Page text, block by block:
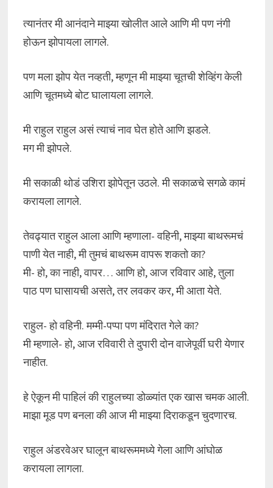
त्यानंतर मी आनंदाने माझ्या खोलीत आले आणि मी पण नंगी
होऊन झोपायला लागले.
पण मला झोप येत नव्हती, म्हणून मी माझ्या चूतची शेव्हिंग केली
आणि चूतमध्ये बोट घालायला लागले.
मी राहुल राहुल असं त्याचं नाव घेत होते आणि झडले.
मग मी झोपले.
मी सकाळी थोडं उशिरा झोपेतून उठले. मी सकाळचे सगळे कामं
करायला लागले.
तेवढ्यात राहुल आला आणि म्हणाला- वहिनी, माझ्या बाथरूमचं
पाणी येत नाही, मी तुमचं बाथरूम वापरू शकतो का?
मी- हो, का नाही, वापर… आणि हो, आज रविवार आहे, तुला
पाठ पण घासायची असते, तर लवकर कर, मी आता येते.
राहुल- हो वहिनी. मम्मी-पप्पा पण मंदिरात गेले का?
मी म्हणाले- हो, आज रविवारी ते दुपारी दोन वाजेपूर्वी घरी येणार
नाहीत.
हे ऐकून मी पाहिलं की राहुलच्या डोळ्यांत एक खास चमक आली.
माझा मूड पण बनला की आज मी माझ्या दिराकडून चुदणारच.
राहुल अंडरवेअर घालून बाथरूममध्ये गेला आणि आंघोळ
करायला लागला.